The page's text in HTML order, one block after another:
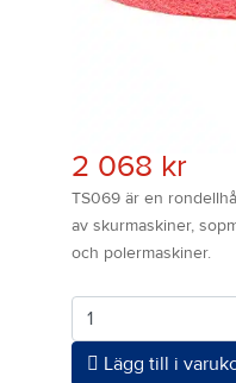
2 068 kr
TS069 är en
av skurmaskiner,
och polermaskiner.
Antal
Lägg till i